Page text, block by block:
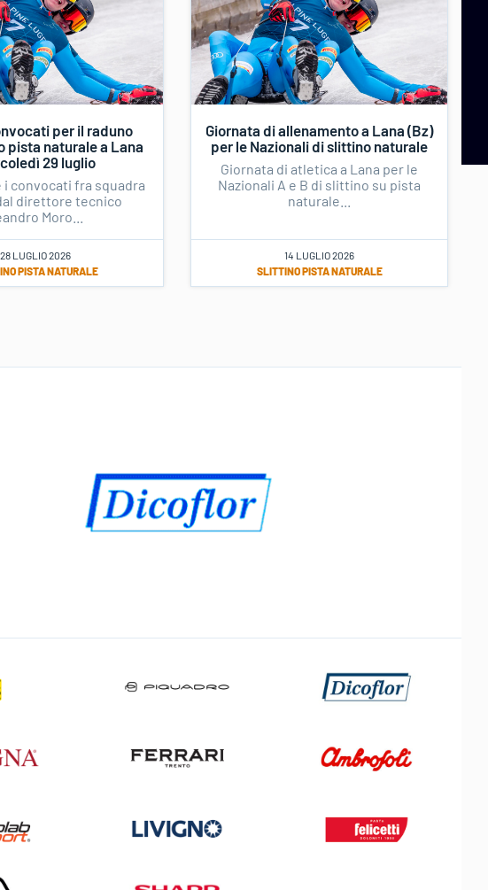
per il raduno
pista naturale a Lana
29 luglio
i convocati fra squadra
dal direttore tecnico
Moro...
28 LUGLIO 2026
PISTA NATURALE
Giornata di allenamento a Lana (Bz)
per le Nazionali di slittino naturale
Giornata di atletica a Lana per le
Nazionali A e B di slittino su pista
naturale...
14 LUGLIO 2026
SLITTINO PISTA NATURALE